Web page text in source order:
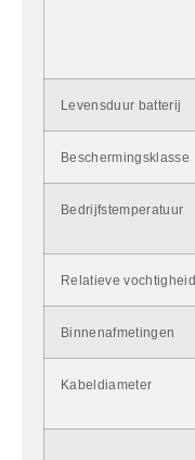
Levensduur batterij
Beschermingsklasse
Bedrijfstemperatuur
Relatieve vochtigheid
Binnenafmetingen
Kabeldiameter